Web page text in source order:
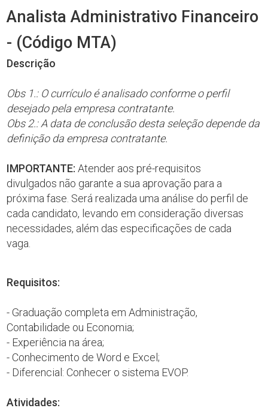
Analista Administrativo Financeiro
- (Código MTA)
Descrição
Obs 1.: O currículo é analisado conforme o perfil
desejado pela empresa contratante.
Obs 2.: A data de conclusão desta seleção depende da
definição da empresa contratante.
IMPORTANTE: Atender aos pré-requisitos
divulgados não garante a sua aprovação para a
próxima fase. Será realizada uma análise do perfil de
cada candidato, levando em consideração diversas
necessidades, além das especificações de cada
vaga.
Requisitos:
- Graduação completa em Administração,
Contabilidade ou Economia;
- Experiência na área;
- Conhecimento de Word e Excel;
- Diferencial: Conhecer o sistema EVOP.
Atividades: